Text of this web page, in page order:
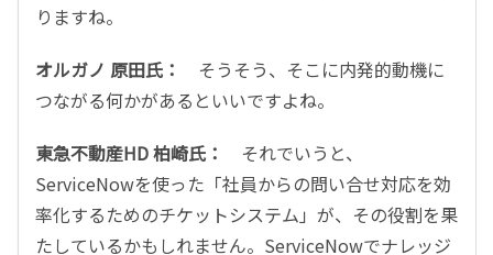
りますね。
オルガノ 原田氏：
そうそう、そこに内発的動機に
つながる何かがあるといいですよね。
東急不動産HD 柏崎氏：
それでいうと、
ServiceNowを使った「社員からの問い合せ対応を効
率化するためのチケットシステム」が、その役割を果
たしているかもしれません。ServiceNowでナレッジ